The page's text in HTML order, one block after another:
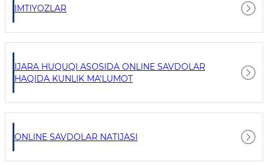
IMTIYOZLAR
IJARA HUQUQI ASOSIDA ONLINE SAVDOLAR
HAQIDA KUNLIK MA'LUMOT
ONLINE SAVDOLAR NATIJASI